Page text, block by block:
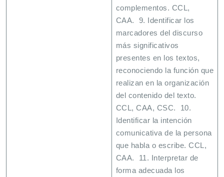
complementos. CCL,
CAA. 9. Identificar los
marcadores del discurso
más significativos
presentes en los textos,
reconociendo la función que
realizan en la organización
del contenido del texto.
CCL, CAA, CSC. 10.
Identificar la intención
comunicativa de la persona
que habla o escribe. CCL,
CAA. 11. Interpretar de
forma adecuada los